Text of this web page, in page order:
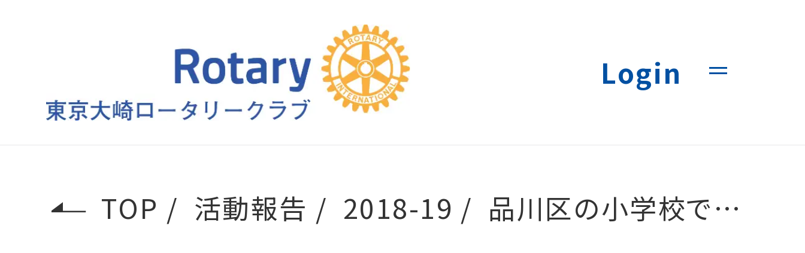
Login
TOP 活動報告 2018-19 品川区の小学校で浅草の伝統工芸に触れる「桐木目込み工芸品授業」を開催